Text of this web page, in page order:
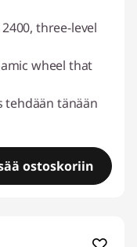
three-level
wheel that
tehdään tänään
ostoskoriin